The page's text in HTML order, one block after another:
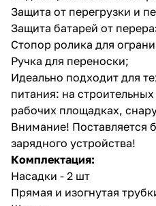
Защита от перегрузки и
Защита батарей от
Стопор ролика для
Ручка для переноски;
Идеально подходит для
питания: на
рабочих площадках,
Внимание! Поставляется
зарядного устройства!
Комплектация:
Насадки - 2 шт
Прямая и изогнутая